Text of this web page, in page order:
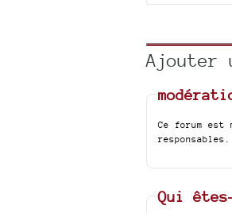
Ajouter
Ce forum
responsables.
Qui